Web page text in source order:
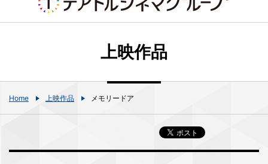
上映作品
Home 上映作品 メモリードア